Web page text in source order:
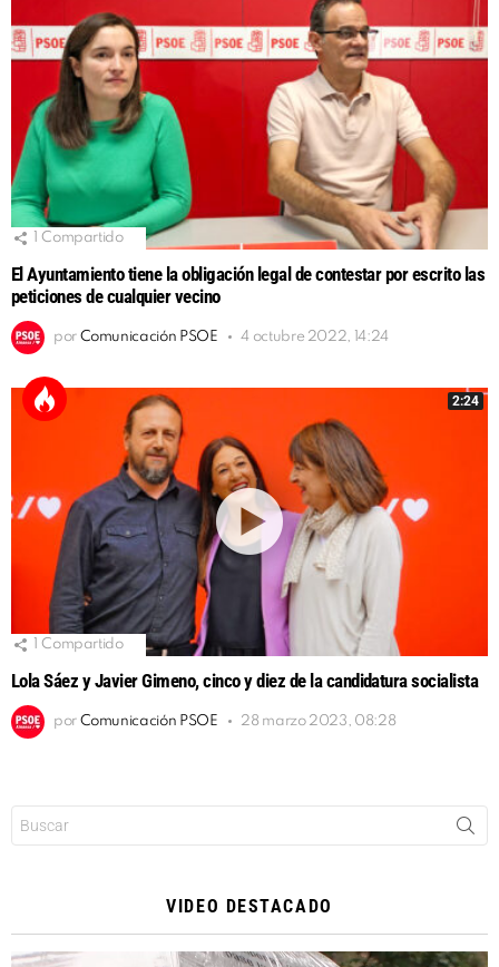
Compartido
El Ayuntamiento tiene la obligación legal de contestar por escrito las
peticiones de cualquier vecino
por Comunicación PSOE 4 octubre 2022, 14:24
2:24
Compartido
Lola Sáez y Javier Gimeno, cinco y diez de la candidatura socialista
por Comunicación PSOE 28 marzo 2023, 08:28
VIDEO DESTACADO
Reproductor